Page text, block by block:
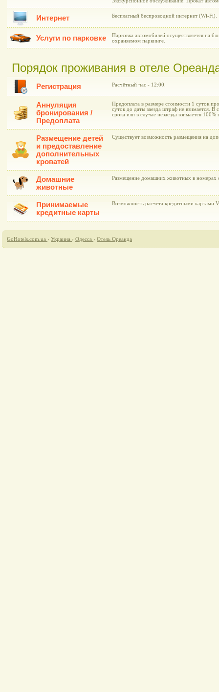
Интернет Бесплатный беспроводной интернет (Wi-Fi).
Услуги по парковке
Парковка автомобилей осуществляется на
охраняемом паркинге.
Порядок проживания в отеле
Регистрация Расчётный час - 12:00.
Аннуляция
бронирования /
Предоплата
Предоплата в размере стоимости 1 суток
суток до даты заезда штраф не взимается. В
срока или в случае незаезда взимается
Размещение детей
и предоставление
дополнительных
кроватей
Существует возможность размещения на
Домашние
животные
Размещение домашних животных в номерах
Принимаемые
кредитные карты
Возможность расчета кредитными картами
GoHotels.com.ua › Украина › Одесса › Отель Ореанда